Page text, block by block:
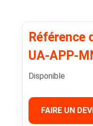
Référence
UA-APP-
Disponible
FAIRE UN